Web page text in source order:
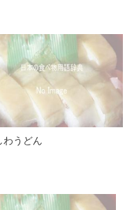
わうどん